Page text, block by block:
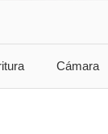
Cámara